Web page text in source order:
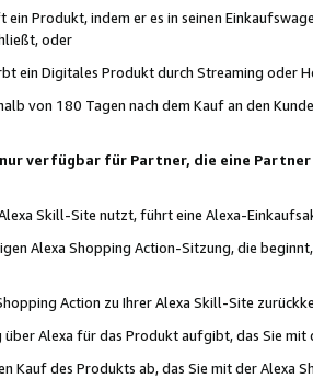
Produkt, indem er es in seinen
oder
ein Digitales Produkt durch Streaming oder
von 180 Tagen nach dem Kauf an den
verfügbar für Partner, die eine
Skill-Site nutzt, führt eine Alexa-
Alexa Shopping Action-Sitzung, die
Action zu Ihrer Alexa Skill-Site
Alexa für das Produkt aufgibt, das Sie mit
Kauf des Produkts ab, das Sie mit der Alexa